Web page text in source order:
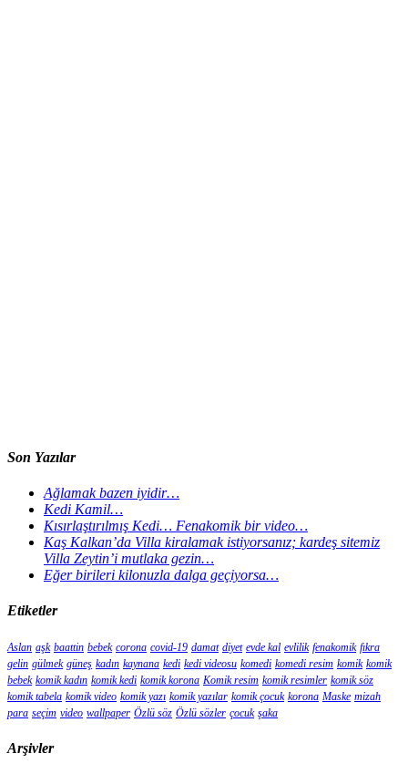
Son Yazılar
Ağlamak bazen iyidir…
Kedi Kamil…
Kısırlaştırılmış Kedi… Fenakomik bir video…
Kaş Kalkan’da Villa kiralamak istiyorsanız; kardeş sitemiz
Villa Zeytin’i mutlaka gezin…
Eğer birileri kilonuzla dalga geçiyorsa…
Etiketler
Aslan aşk baattin bebek corona covid-19 damat diyet evde kal evlilik fenakomik fıkra
gelin gülmek güneş kadın kaynana kedi kedi videosu komedi komedi resim komik komik
bebek komik kadın komik kedi komik korona Komik resim komik resimler komik söz
komik tabela komik video komik yazı komik yazılar komik çocuk korona Maske mizah
para seçim video wallpaper Özlü söz Özlü sözler çocuk şaka
Arşivler